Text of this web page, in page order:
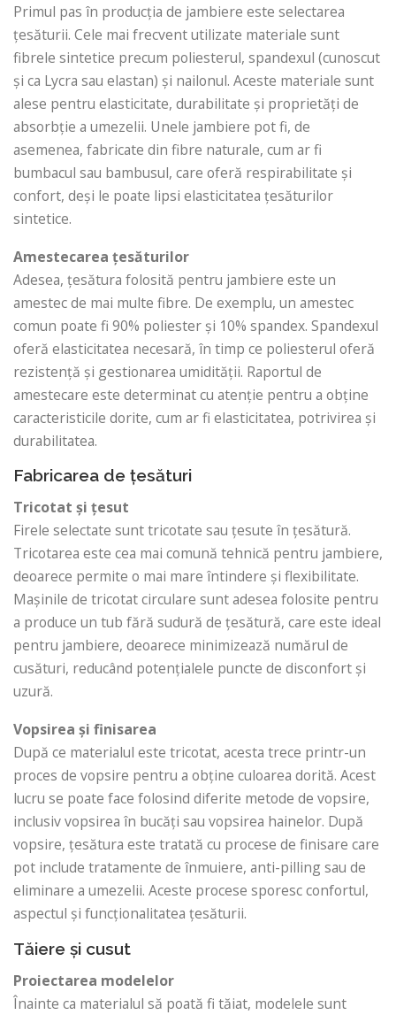
Primul pas în producția de jambiere este selectarea
țesăturii. Cele mai frecvent utilizate materiale sunt
fibrele sintetice precum poliesterul, spandexul (cunoscut
și ca Lycra sau elastan) și nailonul. Aceste materiale sunt
alese pentru elasticitate, durabilitate și proprietăți de
absorbție a umezelii. Unele jambiere pot fi, de
asemenea, fabricate din fibre naturale, cum ar fi
bumbacul sau bambusul, care oferă respirabilitate și
confort, deși le poate lipsi elasticitatea țesăturilor
sintetice.
Amestecarea țesăturilor
Adesea, țesătura folosită pentru jambiere este un
amestec de mai multe fibre. De exemplu, un amestec
comun poate fi 90% poliester și 10% spandex. Spandexul
oferă elasticitatea necesară, în timp ce poliesterul oferă
rezistență și gestionarea umidității. Raportul de
amestecare este determinat cu atenție pentru a obține
caracteristicile dorite, cum ar fi elasticitatea, potrivirea și
durabilitatea.
Fabricarea de țesături
Tricotat și țesut
Firele selectate sunt tricotate sau țesute în țesătură.
Tricotarea este cea mai comună tehnică pentru jambiere,
deoarece permite o mai mare întindere și flexibilitate.
Mașinile de tricotat circulare sunt adesea folosite pentru
a produce un tub fără sudură de țesătură, care este ideal
pentru jambiere, deoarece minimizează numărul de
cusături, reducând potențialele puncte de disconfort și
uzură.
Vopsirea și finisarea
După ce materialul este tricotat, acesta trece printr-un
proces de vopsire pentru a obține culoarea dorită. Acest
lucru se poate face folosind diferite metode de vopsire,
inclusiv vopsirea în bucăți sau vopsirea hainelor. După
vopsire, țesătura este tratată cu procese de finisare care
pot include tratamente de înmuiere, anti-pilling sau de
eliminare a umezelii. Aceste procese sporesc confortul,
aspectul și funcționalitatea țesăturii.
Tăiere și cusut
Proiectarea modelelor
Înainte ca materialul să poată fi tăiat, modelele sunt